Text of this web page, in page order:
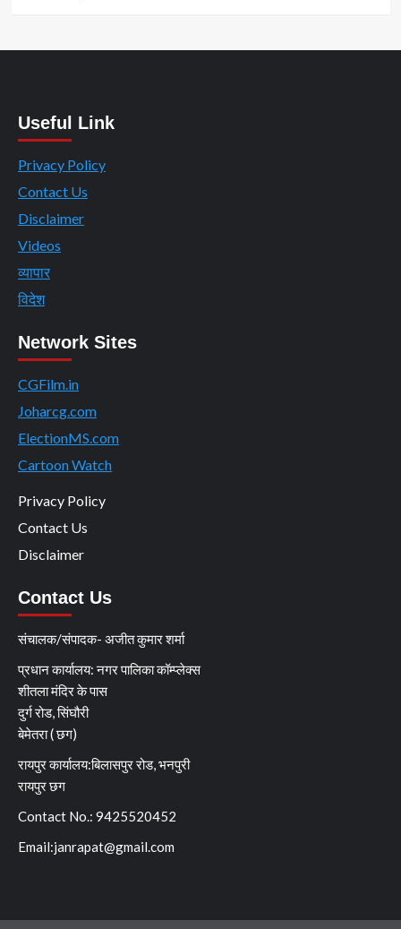
Useful Link
Privacy Policy
Contact Us
Disclaimer
Videos
व्यापार
विदेश
Network Sites
CGFilm.in
Joharcg.com
ElectionMS.com
Cartoon Watch
Privacy Policy
Contact Us
Disclaimer
Contact Us
संचालक/संपादक- अजीत कुमार शर्मा
प्रधान कार्यालय: नगर पालिका कॉम्प्लेक्स
शीतला मंदिर के पास
दुर्ग रोड, सिंघौरी
बेमेतरा ( छग)
रायपुर कार्यालय:बिलासपुर रोड, भनपुरी
रायपुर छग
Contact No.: 9425520452
Email:janrapat@gmail.com